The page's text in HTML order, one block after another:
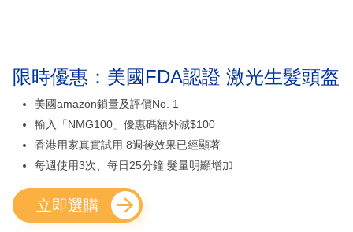
限時優惠：美國FDA認證 激光生髮頭盔
美國amazon鎖量及評價No. 1
輸入「NMG100」優惠碼額外減$100
香港用家真實試用 8週後效果已經顯著
每週使用3次、每日25分鐘 髮量明顯增加
立即選購